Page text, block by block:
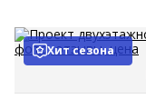
Хит сезона